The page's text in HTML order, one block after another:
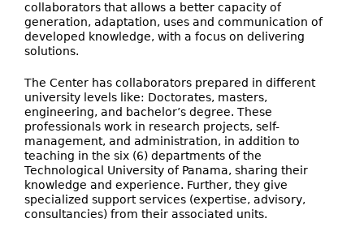
collaborators that allows a better capacity of
generation, adaptation, uses and communication of
developed knowledge, with a focus on delivering
solutions.
The Center has collaborators prepared in different
university levels like: Doctorates, masters,
engineering, and bachelor’s degree. These
professionals work in research projects, self-
management, and administration, in addition to
teaching in the six (6) departments of the
Technological University of Panama, sharing their
knowledge and experience. Further, they give
specialized support services (expertise, advisory,
consultancies) from their associated units.